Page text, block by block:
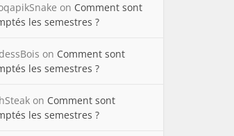
on Comment sont
les semestres ?
on Comment sont
les semestres ?
on Comment sont
les semestres ?